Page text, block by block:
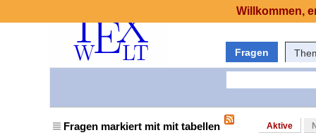
Fragen
Fragen markiert mit mit tabellen Aktive
Willkommen,